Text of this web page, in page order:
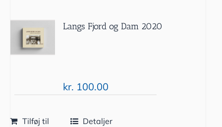
Langs Fjord og Dam 2020
kr. 100.00
Tilføj til
Detaljer